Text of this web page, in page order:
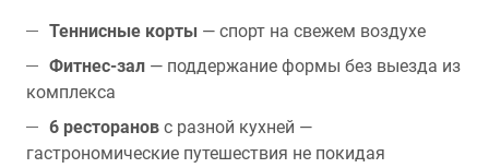
Теннисные корты — спорт на свежем воздухе
Фитнес-зал — поддержание формы без выезда из
комплекса
6 ресторанов с разной кухней —
гастрономические путешествия не покидая